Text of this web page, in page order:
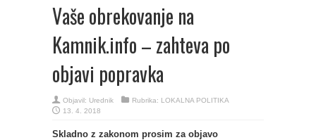
Vaše obrekovanje na
Kamnik.info – zahteva po
objavi popravka
Objavil: Urednik Rubrika: LOKALNA POLITIKA
13. 4. 2018
Skladno z zakonom prosim za objavo